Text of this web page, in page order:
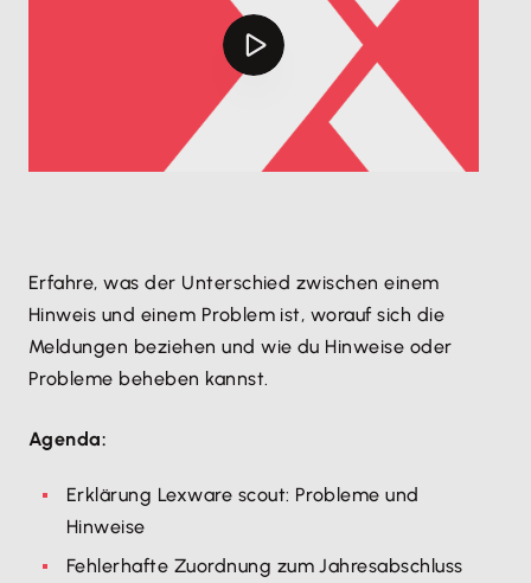
Erfahre, was der Unterschied zwischen einem
Hinweis und einem Problem ist, worauf sich die
Meldungen beziehen und wie du Hinweise oder
Probleme beheben kannst.
Agenda:
Erklärung Lexware scout: Probleme und
Hinweise
Fehlerhafte Zuordnung zum Jahresabschluss